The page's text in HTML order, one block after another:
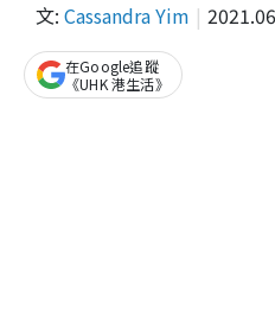
文: Cassandra Yim
在Google追蹤
《UHK 港生活》